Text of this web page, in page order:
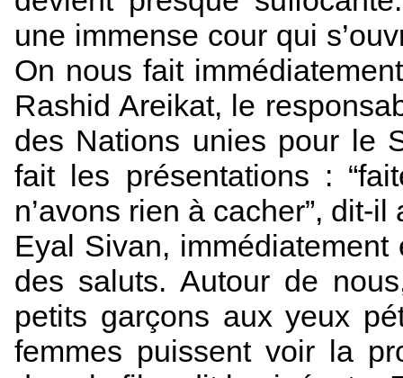
une immense cour qui
On nous fait
Rashid Areikat, le
des Nations unies pour le
fait les présentations :
n’avons rien à cacher”, dit-
Eyal Sivan,
des saluts. Autour de
petits garçons aux yeux
femmes puissent voir la